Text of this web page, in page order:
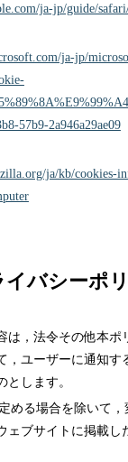
ja-jp/guide/
ja-jp/
57b9-2a946a29ae09
ja/kb/cookies-
バシーポ
は，法令その他本ポ
，ユーザーに通知す
とします。
める場合を除いて
ェブサイトに掲載し